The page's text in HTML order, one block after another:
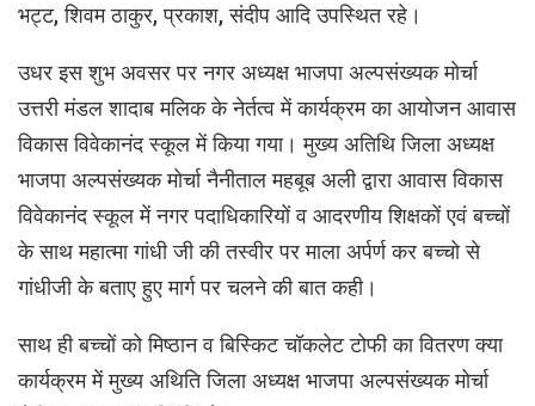
भट्ट, शिवम ठाकुर, प्रकाश, संदीप आदि उपस्थित रहे।
उधर इस शुभ अवसर पर नगर अध्यक्ष भाजपा अल्पसंख्यक मोर्चा
उत्तरी मंडल शादाब मलिक के नेर्तत्व में कार्यक्रम का आयोजन आवास
विकास विवेकानंद स्कूल में किया गया। मुख्य अतिथि जिला अध्यक्ष
भाजपा अल्पसंख्यक मोर्चा नैनीताल महबूब अली द्वारा आवास विकास
विवेकानंद स्कूल में नगर पदाधिकारियों व आदरणीय शिक्षकों एवं बच्चों
के साथ महात्मा गांधी जी की तस्वीर पर माला अर्पर्ण कर बच्चो से
गांधीजी के बताए हुए मार्ग पर चलने की बात कही।
साथ ही बच्चों को मिष्ठान व बिस्किट चॉकलेट टोफी का वितरण क्या
कार्यक्रम में मुख्य अथिति जिला अध्यक्ष भाजपा अल्पसंख्यक मोर्चा